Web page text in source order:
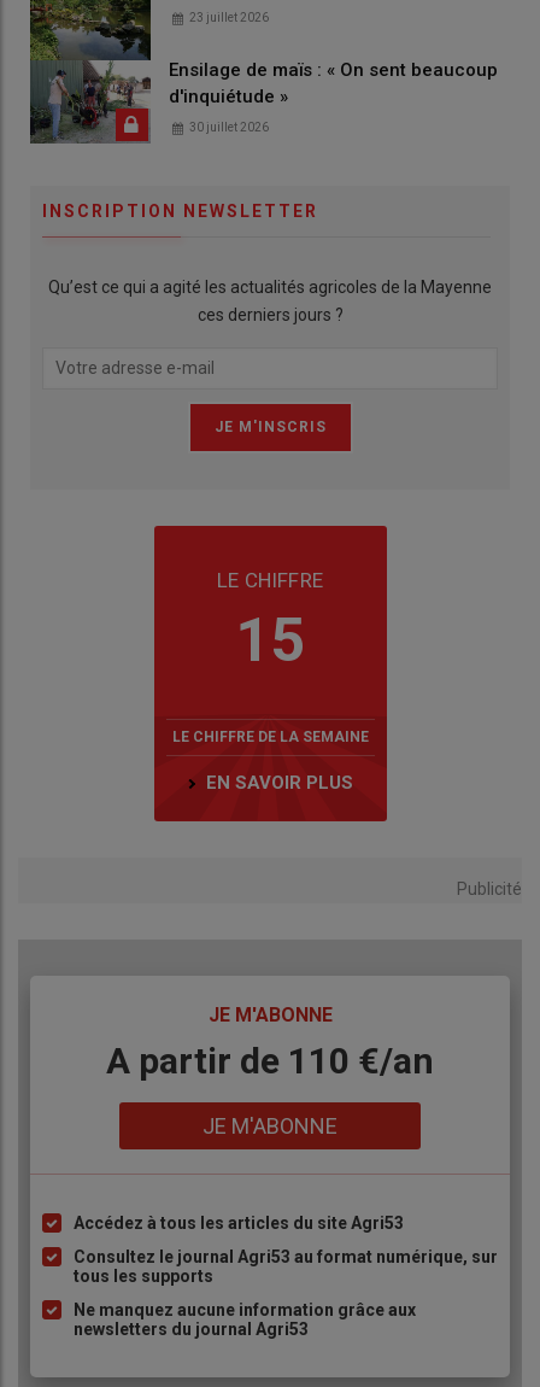
23 juillet 2026
Ensilage de maïs : « On sent beaucoup
d'inquiétude »
30 juillet 2026
INSCRIPTION NEWSLETTER
Qu’est ce qui a agité les actualités agricoles de la Mayenne
ces derniers jours ?
LE CHIFFRE
15
LE CHIFFRE DE LA SEMAINE
EN SAVOIR PLUS
Publicité
JE M'ABONNE
BodyA partir de 110 €/an
JE M'ABONNE
Liste
à
puce
Accédez à tous les articles du site Agri53
Consultez le journal Agri53 au format numérique, sur
tous les supports
Ne manquez aucune information grâce aux
newsletters du journal Agri53